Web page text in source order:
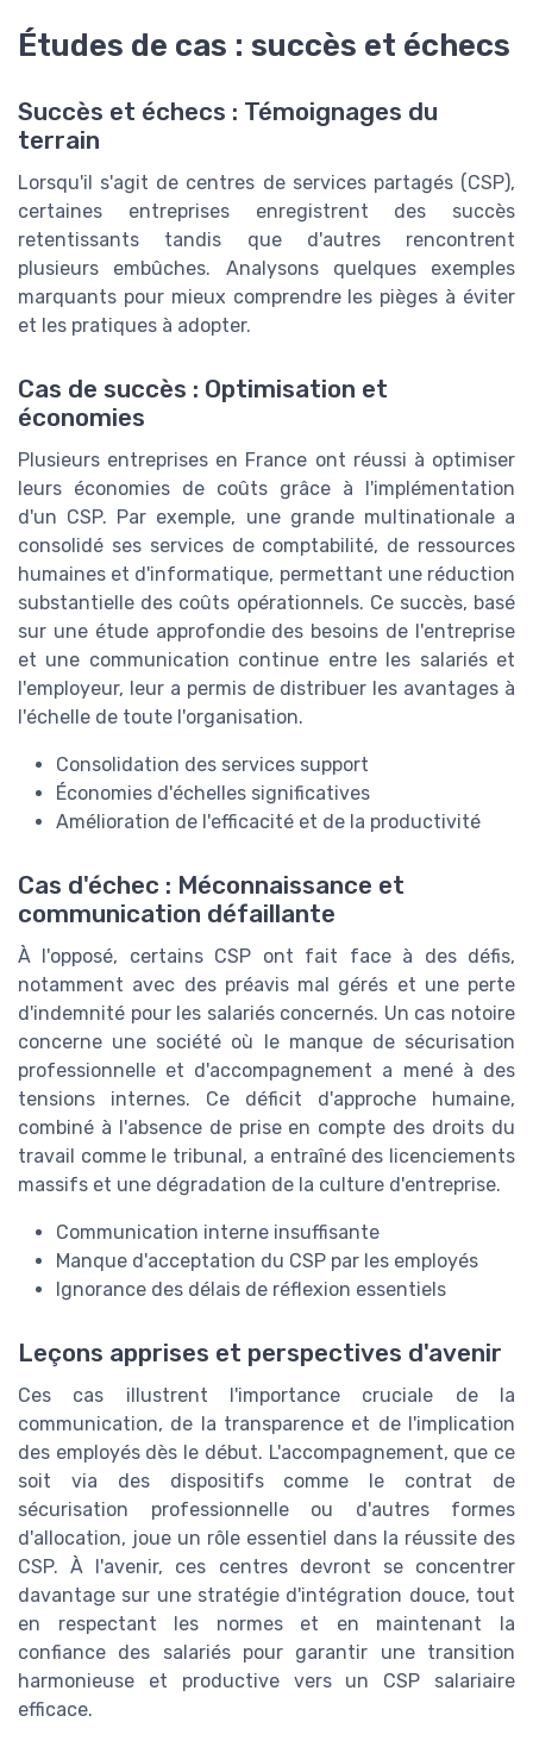
Études de cas : succès et échecs
Succès et échecs : Témoignages du
terrain
Lorsqu'il s'agit de centres de services partagés (CSP),
certaines entreprises enregistrent des succès
retentissants tandis que d'autres rencontrent
plusieurs embûches. Analysons quelques exemples
marquants pour mieux comprendre les pièges à éviter
et les pratiques à adopter.
Cas de succès : Optimisation et
économies
Plusieurs entreprises en France ont réussi à optimiser
leurs économies de coûts grâce à l'implémentation
d'un CSP. Par exemple, une grande multinationale a
consolidé ses services de comptabilité, de ressources
humaines et d'informatique, permettant une réduction
substantielle des coûts opérationnels. Ce succès, basé
sur une étude approfondie des besoins de l'entreprise
et une communication continue entre les salariés et
l'employeur, leur a permis de distribuer les avantages à
l'échelle de toute l'organisation.
Consolidation des services support
Économies d'échelles significatives
Amélioration de l'efficacité et de la productivité
Cas d'échec : Méconnaissance et
communication défaillante
À l'opposé, certains CSP ont fait face à des défis,
notamment avec des préavis mal gérés et une perte
d'indemnité pour les salariés concernés. Un cas notoire
concerne une société où le manque de sécurisation
professionnelle et d'accompagnement a mené à des
tensions internes. Ce déficit d'approche humaine,
combiné à l'absence de prise en compte des droits du
travail comme le tribunal, a entraîné des licenciements
massifs et une dégradation de la culture d'entreprise.
Communication interne insuffisante
Manque d'acceptation du CSP par les employés
Ignorance des délais de réflexion essentiels
Leçons apprises et perspectives d'avenir
Ces cas illustrent l'importance cruciale de la
communication, de la transparence et de l'implication
des employés dès le début. L'accompagnement, que ce
soit via des dispositifs comme le contrat de
sécurisation professionnelle ou d'autres formes
d'allocation, joue un rôle essentiel dans la réussite des
CSP. À l'avenir, ces centres devront se concentrer
davantage sur une stratégie d'intégration douce, tout
en respectant les normes et en maintenant la
confiance des salariés pour garantir une transition
harmonieuse et productive vers un CSP salariaire
efficace.